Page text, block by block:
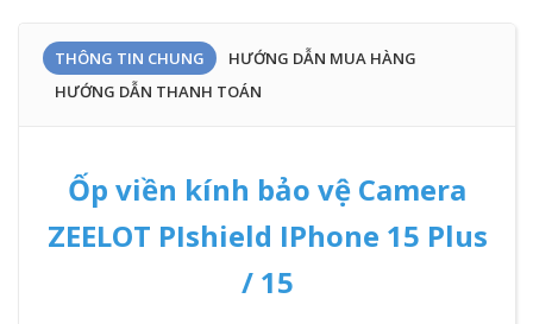
THÔNG TIN CHUNG
HƯỚNG DẪN MUA HÀNG
HƯỚNG DẪN THANH TOÁN
Ốp viền kính bảo vệ Camera
ZEELOT PIshield IPhone 15 Plus
/ 15